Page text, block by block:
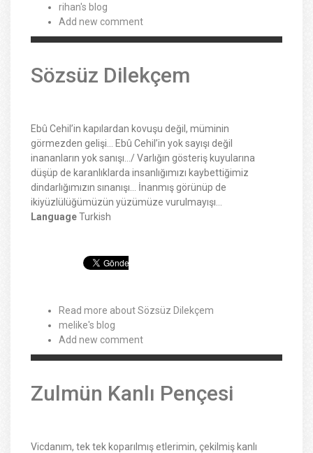
rihan's blog
Add new comment
Sözsüz Dilekçem
Ebû Cehil’in kapılardan kovuşu değil, müminin
görmezden gelişi… Ebû Cehil’in yok sayışı değil
inananların yok sanışı…/ Varlığın gösteriş kuyularına
düşüp de karanlıklarda insanlığımızı kaybettiğimiz
dindarlığımızın sınanışı… İnanmış görünüp de
ikiyüzlülüğümüzün yüzümüze vurulmayışı…
LanguageTurkish
Read more about Sözsüz Dilekçem
melike's blog
Add new comment
Zulmün Kanlı Pençesi
Vicdanım, tek tek koparılmış etlerimin, çekilmiş kanlı